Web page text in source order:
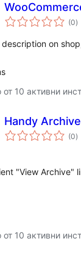
(0)
on
10 активни
Handy
(0)
"View Archive"
10 активни